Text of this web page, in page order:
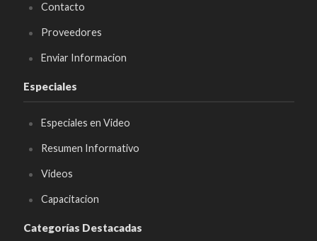
Contacto
Proveedores
Enviar Informacion
Especiales
Especiales en Video
Resumen Informativo
Videos
Capacitacion
Categorías Destacadas